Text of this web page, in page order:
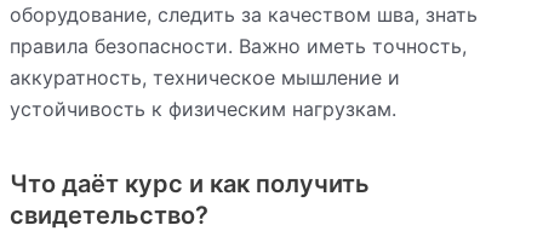
оборудование, следить за качеством шва, знать
правила безопасности. Важно иметь точность,
аккуратность, техническое мышление и
устойчивость к физическим нагрузкам.
Что даёт курс и как получить
свидетельство?